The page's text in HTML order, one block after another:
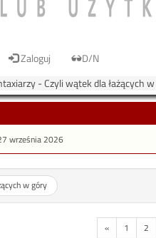
Zaloguj
D/N
- Czyli wątek dla łażących
września 2026
w góry
« 1 2